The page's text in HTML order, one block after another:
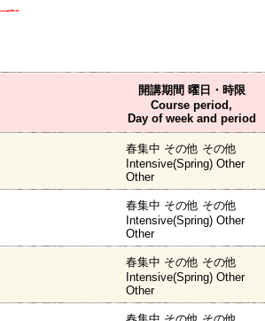
開講期間 曜日・時限
Course period,
Day of week and period
春集中 その他 その他
Intensive(Spring) Other
Other
春集中 その他 その他
Intensive(Spring) Other
Other
春集中 その他 その他
Intensive(Spring) Other
Other